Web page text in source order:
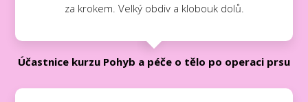
za krokem. Velký obdiv a klobouk dolů.
Účastnice kurzu Pohyb a péče o tělo po operaci prsu